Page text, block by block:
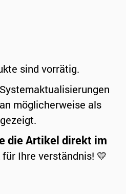
sind vorrätig.
möglicherweise als
die Artikel direkt im
Ihre verständnis! 💛